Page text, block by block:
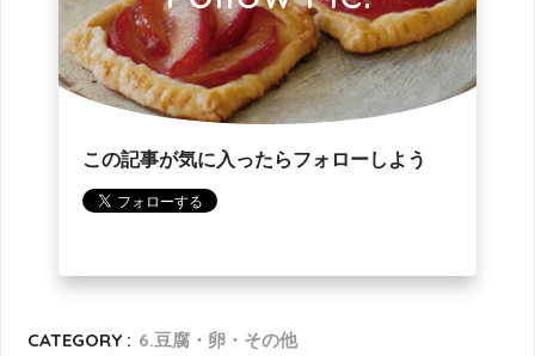
この記事が気に入ったらフォローしよう
CATEGORY : 6.豆腐・卵・その他